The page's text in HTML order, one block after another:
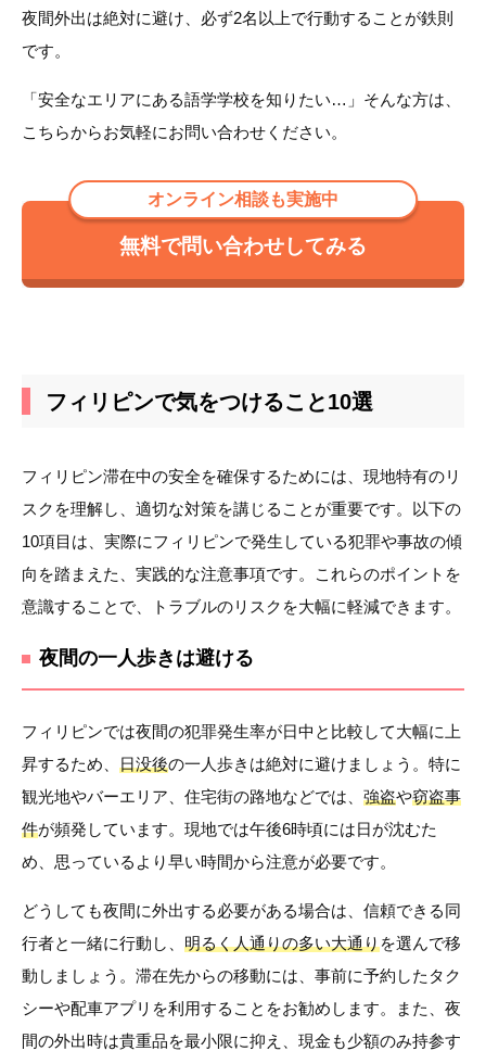
夜間外出は絶対に避け、必ず2名以上で行動することが鉄則
です。
「安全なエリアにある語学学校を知りたい…」そんな方は、
こちらからお気軽にお問い合わせください。
オンライン相談も実施中
無料で問い合わせしてみる
フィリピンで気をつけること10選
フィリピン滞在中の安全を確保するためには、現地特有のリ
スクを理解し、適切な対策を講じることが重要です。以下の
10項目は、実際にフィリピンで発生している犯罪や事故の傾
向を踏まえた、実践的な注意事項です。これらのポイントを
意識することで、トラブルのリスクを大幅に軽減できます。
夜間の一人歩きは避ける
フィリピンでは夜間の犯罪発生率が日中と比較して大幅に上
昇するため、 日没後の一人歩きは絶対に避けましょう。特に
観光地やバーエリア、住宅街の路地などでは、 強盗や窃盗事
件が頻発しています。現地では午後6時頃には日が沈むた
め、思っているより早い時間から注意が必要です。
どうしても夜間に外出する必要がある場合は、信頼できる同
行者と一緒に行動し、 明るく人通りの多い大通りを選んで移
動しましょう。滞在先からの移動には、事前に予約したタク
シーや配車アプリを利用することをお勧めします。また、夜
間の外出時は貴重品を最小限に抑え、現金も少額のみ持参す